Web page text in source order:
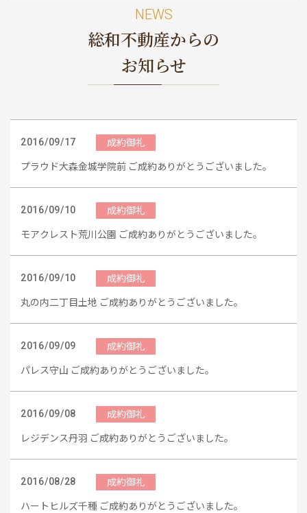
購入希望者
情報一覧
NEWS
総和不動産からの
お知らせ
2016/09/17
成約御礼
プラウド大森金城学院前 ご成約ありがとうございました。
2016/09/10
成約御礼
モアクレスト荒川公園 ご成約ありがとうございました。
2016/09/10
成約御礼
丸の内二丁目土地 ご成約ありがとうございました。
2016/09/09
成約御礼
パレス守山 ご成約ありがとうございました。
2016/09/08
成約御礼
レジデンス丹羽 ご成約ありがとうございました。
2016/08/28
成約御礼
ハートヒルズ千種 ご成約ありがとうございました。